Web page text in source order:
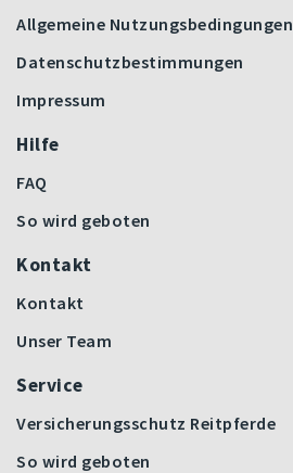
Allgemeine Nutzungsbedingungen
Datenschutzbestimmungen
Impressum
Hilfe
FAQ
So wird geboten
Kontakt
Kontakt
Unser Team
Service
Versicherungsschutz Reitpferde
So wird geboten